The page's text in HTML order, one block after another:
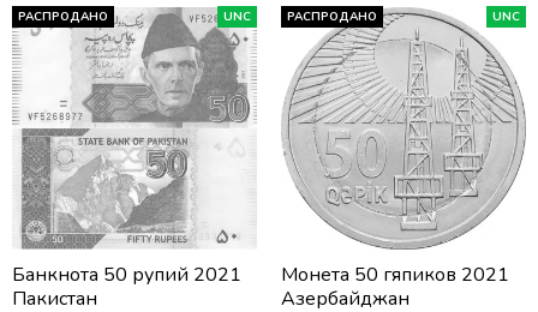
РАСПРОДАНО UNC
Банкнота 50 рупий 2021
Пакистан
РАСПРОДАНО UNC
Монета 50 гяпиков 2021
Азербайджан